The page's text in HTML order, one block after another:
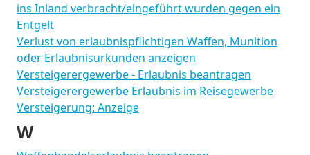
ins Inland verbracht/eingeführt wurden gegen ein
Entgelt
Verlust von erlaubnispflichtigen Waffen, Munition
oder Erlaubnisurkunden anzeigen
Versteigerergewerbe - Erlaubnis beantragen
Versteigerergewerbe Erlaubnis im Reisegewerbe
Versteigerung: Anzeige
W